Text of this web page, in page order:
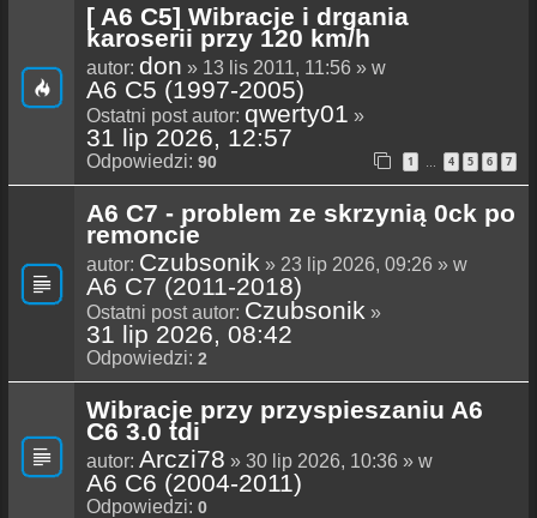
[ A6 C5] Wibracje i drgania
karoserii przy 120 km/h
autor: don » 13 lis 2011, 11:56 » w
A6 C5 (1997-2005)
Ostatni post autor: qwerty01 »
31 lip 2026, 12:57
Odpowiedzi: 90 1 … 4 5 6 7
A6 C7 - problem ze skrzynią 0ck po
remoncie
autor: Czubsonik » 23 lip 2026, 09:26 » w
A6 C7 (2011-2018)
Ostatni post autor: Czubsonik »
31 lip 2026, 08:42
Odpowiedzi: 2
Wibracje przy przyspieszaniu A6
C6 3.0 tdi
autor: Arczi78 » 30 lip 2026, 10:36 » w
A6 C6 (2004-2011)
Odpowiedzi: 0